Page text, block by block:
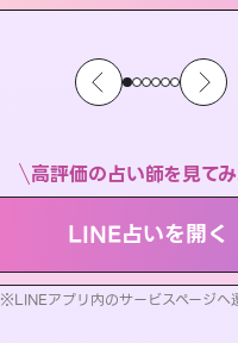
高評価の占い師を見て
LINE占いを開く
※LINEアプリ内のサービスページへ